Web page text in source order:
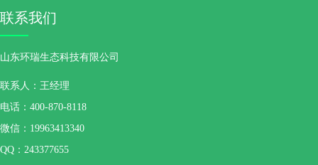
联系我们
山东环瑞生态科技有限公司
联系人：王经理
电话：400-870-8118
微信：19963413340
QQ：243377655